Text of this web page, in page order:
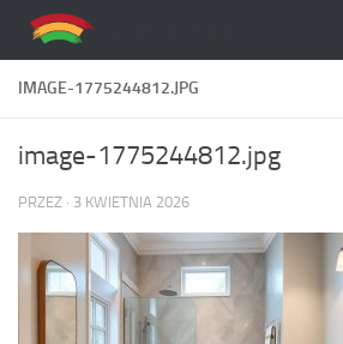
Skip to content
IMAGE-1775244812.JPG
image-1775244812.jpg
PRZEZ · 3 KWIETNIA 2026